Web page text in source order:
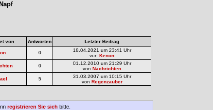
von Antworten Letzter Beitrag
0
18.04.2021 um 23:41 Uhr
von Kenon
0
01.12.2010 um 21:29 Uhr
von Nachrichten
5
31.03.2007 um 10:15 Uhr
von Regenzauber
registrieren Sie sich bitte.